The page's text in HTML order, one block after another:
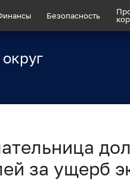
Безопасность
за ущерб